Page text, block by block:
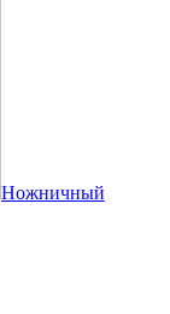
Ножничный